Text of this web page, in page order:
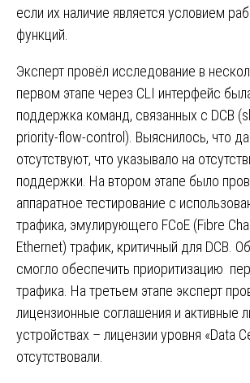
если их наличие является условием
функций.
Эксперт провёл исследование в
первом этапе через CLI интерфейс
поддержка команд, связанных с DCB
priority-flow-control). Выяснилось, что
отсутствуют, что указывало на
поддержки. На втором этапе было
аппаратное тестирование с
трафика, эмулирующего FCoE (Fibre
Ethernet) трафик, критичный для DCB.
смогло обеспечить приоритизацию
трафика. На третьем этапе эксперт
лицензионные соглашения и активные
устройствах – лицензии уровня «Data
отсутствовали.